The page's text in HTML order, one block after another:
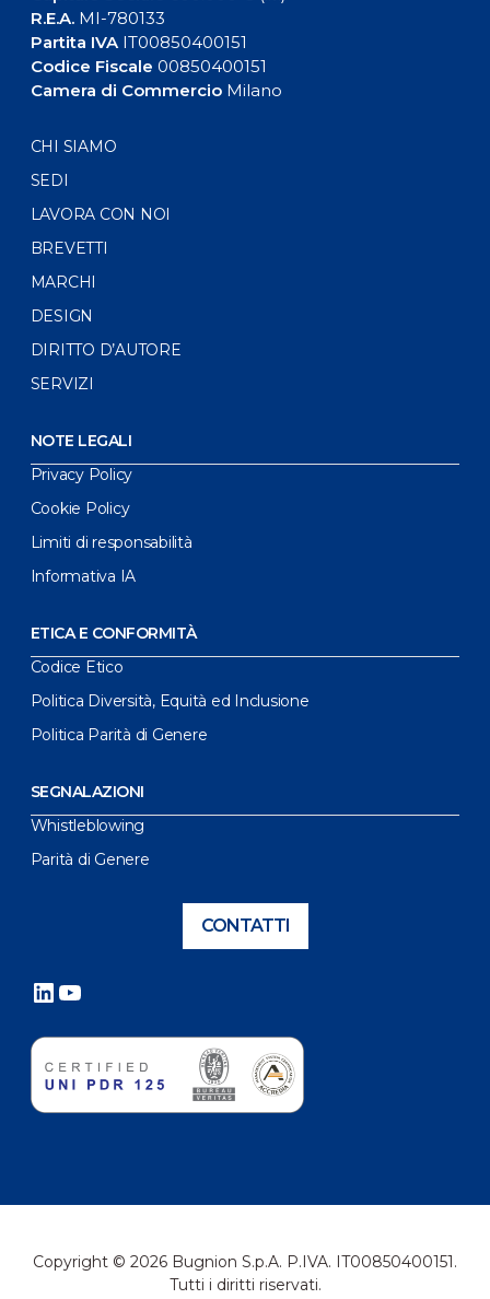
R.E.A.MI-780133
Partita IVAIT00850400151
Codice Fiscale 00850400151
Camera di CommercioMilano
CHI SIAMO
SEDI
LAVORA CON NOI
BREVETTI
MARCHI
DESIGN
DIRITTO D’AUTORE
SERVIZI
NOTE LEGALI
Privacy Policy
Cookie Policy
Limiti di responsabilità
Informativa IA
ETICA E CONFORMITÀ
Codice Etico
Politica Diversità, Equità ed Inclusione
Politica Parità di Genere
SEGNALAZIONI
Whistleblowing
Parità di Genere
CONTATTI
LinkedIn
YouTube
Copyright © 2026 Bugnion S.p.A. P.IVA. IT00850400151.
Tutti i diritti riservati.